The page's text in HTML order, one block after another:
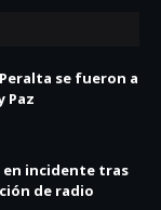
se fueron a
Paz
en incidente tras
de radio